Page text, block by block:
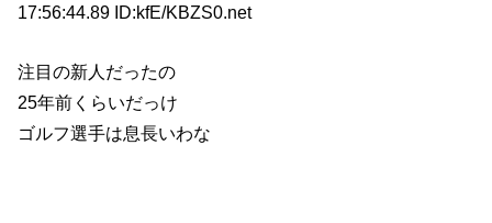
17:56:44.89 ID:kfE/KBZS0.net
注目の新人だったの
25年前くらいだっけ
ゴルフ選手は息長いわな